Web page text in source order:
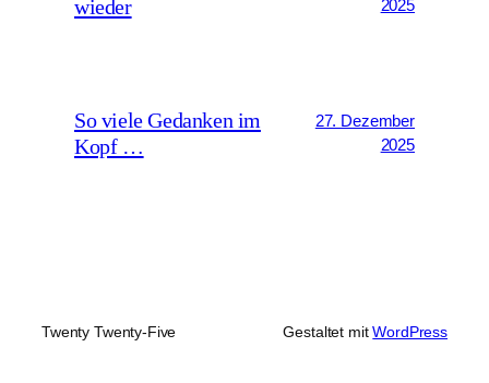
wieder
2025
So viele Gedanken im
Kopf …
27. Dezember
2025
Twenty Twenty-Five Gestaltet mitWordPress